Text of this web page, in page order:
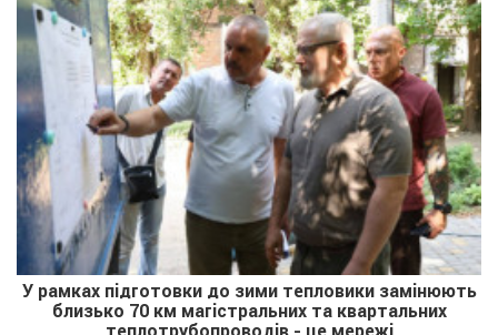
У рамках підготовки до зими тепловики замінюють
близько 70 км магістральних та квартальних